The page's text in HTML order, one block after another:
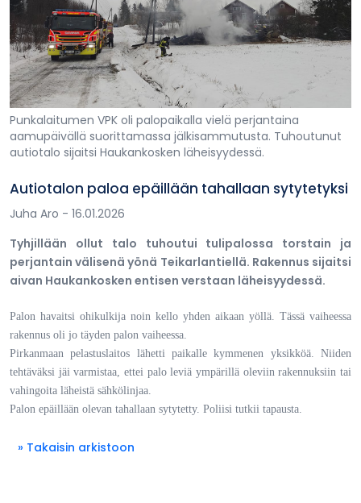
Punkalaitumen VPK oli palopaikalla vielä perjantaina
aamupäivällä suorittamassa jälkisammutusta. Tuhoutunut
autiotalo sijaitsi Haukankosken läheisyydessä.
Autiotalon paloa epäillään tahallaan sytytetyksi
Juha Aro - 16.01.2026
Tyhjillään ollut talo tuhoutui tulipalossa torstain ja
perjantain välisenä yönä Teikarlantiellä. Rakennus sijaitsi
aivan Haukankosken entisen verstaan läheisyydessä.
Palon havaitsi ohikulkija noin kello yhden aikaan yöllä. Tässä vaiheessa
rakennus oli jo täyden palon vaiheessa.
Pirkanmaan pelastuslaitos lähetti paikalle kymmenen yksikköä. Niiden
tehtäväksi jäi varmistaa, ettei palo leviä ympärillä oleviin rakennuksiin tai
vahingoita läheistä sähkölinjaa.
Palon epäillään olevan tahallaan sytytetty. Poliisi tutkii tapausta.
» Takaisin arkistoon